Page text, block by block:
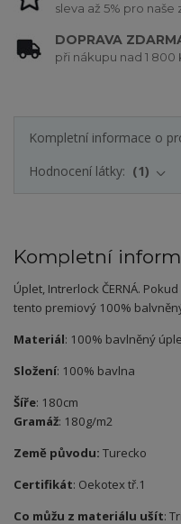
sleva až 5% pro naše
DOPRAVA
při nákupu nad 1 800
Kompletní informace o
Hodnocení látky:
1
Kompletní
Úplet, Intrerlock ČERNÁ.
tento premiový 100%
Materiál: 100% bavlněný
Složení: 100% bavlna
Šíře: 180cm
Gramáž: 180g/m2
Země původu: Turecko
Certifikát: Oekotex tř.1
Co můžu z materiálu ušít: